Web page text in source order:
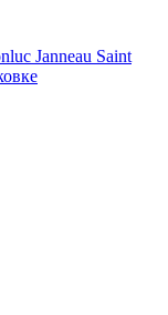
Janneau Saint